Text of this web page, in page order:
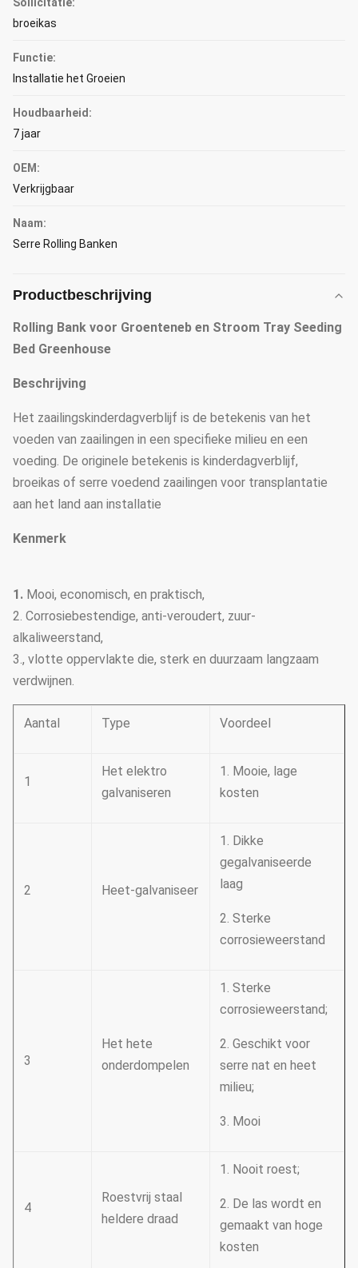
broeikas
Functie:
Installatie het Groeien
Houdbaarheid:
7 jaar
OEM:
Verkrijgbaar
Naam:
Serre Rolling Banken
Productbeschrijving
Rolling Bank voor Groenteneb en Stroom Tray Seeding
Bed Greenhouse
Beschrijving
Het zaailingskinderdagverblijf is de betekenis van het
voeden van zaailingen in een specifieke milieu en een
voeding. De originele betekenis is kinderdagverblijf,
broeikas of serre voedend zaailingen voor transplantatie
aan het land aan installatie
Kenmerk
1. Mooi, economisch, en praktisch,
2. Corrosiebestendige, anti-veroudert, zuur-
alkaliweerstand,
3., vlotte oppervlakte die, sterk en duurzaam langzaam
verdwijnen.
Aantal Type Voordeel
1
Het elektro
galvaniseren
1. Mooie, lage
kosten
2 Heet-galvaniseer
1. Dikke
gegalvaniseerde
laag
2. Sterke
corrosieweerstand
3
Het hete
onderdompelen
1. Sterke
corrosieweerstand;
2. Geschikt voor
serre nat en heet
milieu;
3. Mooi
4
Roestvrij staal
heldere draad
1. Nooit roest;
2. De las wordt en
gemaakt van hoge
kosten